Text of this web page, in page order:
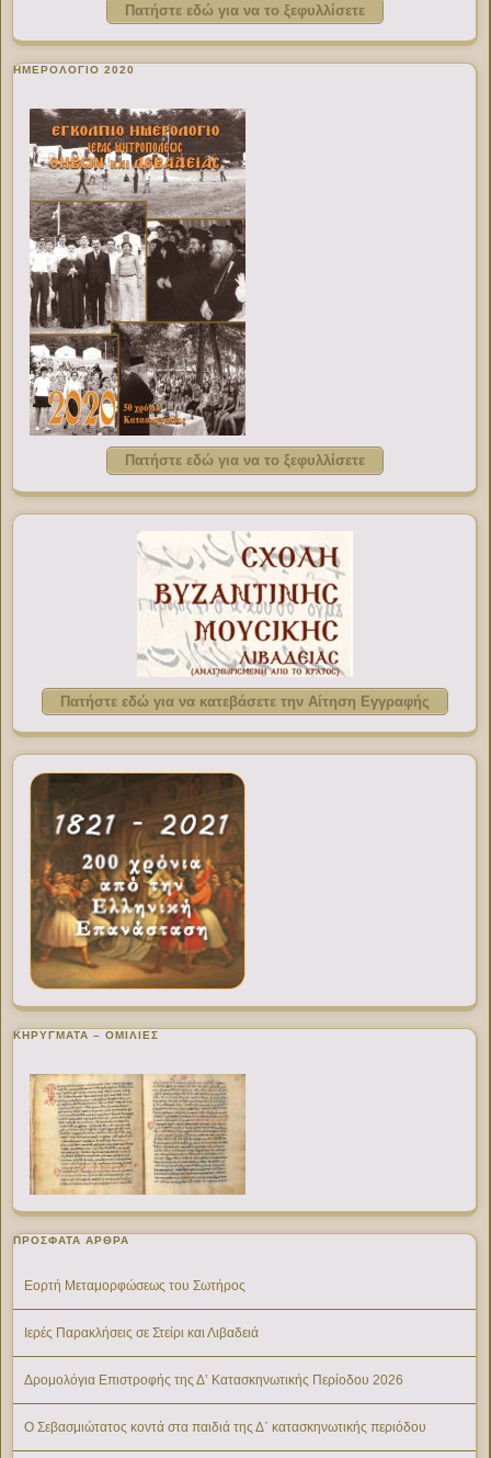
Πατήστε εδώ για να το ξεφυλλίσετε
ΗΜΕΡΟΛΟΓΙΟ 2020
Πατήστε εδώ για να το ξεφυλλίσετε
Πατήστε εδώ για να κατεβάσετε την Αίτηση Εγγραφής
ΚΗΡΥΓΜΑΤΑ – ΟΜΙΛΙΕΣ
ΠΡΌΣΦΑΤΑ ΆΡΘΡΑ
Εορτή Μεταμορφώσεως του Σωτήρος
Ιερές Παρακλήσεις σε Στείρι και Λιβαδειά
Δρομολόγια Επιστροφής της Δ’ Κατασκηνωτικής Περίοδου 2026
Ο Σεβασμιώτατος κοντά στα παιδιά της Δ΄ κατασκηνωτικής περιόδου